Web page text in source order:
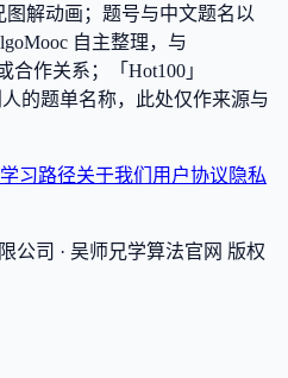
图解动画；题号与中文题名以
自主整理，与
合作关系；「Hot100」
人的题单名称，此处仅作来源与
学习路径关于我们 用户协议 隐私
公司 · 吴师兄学算法官网 版权